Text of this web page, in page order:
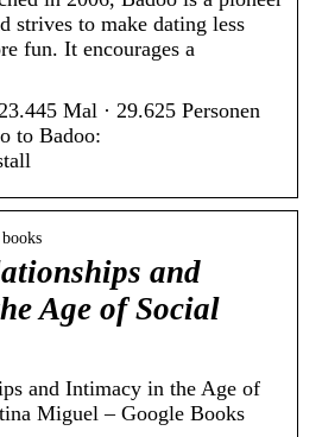
strives to make dating less
fun. It encourages a
Mal · 29.625 Personen
to Badoo:
and
Age of Social
and Intimacy in the Age of
Miguel – Google Books